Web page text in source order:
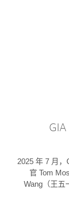
2025 年 7 月
官 Tom
Wang（王五